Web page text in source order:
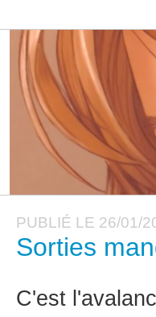
PUBLIÉ LE 26/01/
Sorties
C'est